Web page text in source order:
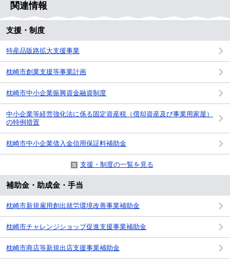
関連情報
支援・制度
特産品販路拡大支援事業
枕崎市創業支援等事業計画
枕崎市中小企業振興資金融資制度
中小企業等経営強化法に係る固定資産税（償却資産及び事業用家屋）
の特例措置
枕崎市中小企業借入金信用保証料補助金
支援・制度の一覧を見る
補助金・助成金・手当
枕崎市新規雇用創出就労環境改善事業補助金
枕崎市チャレンジショップ促進支援事業補助金
枕崎市商店等新規出店支援事業補助金